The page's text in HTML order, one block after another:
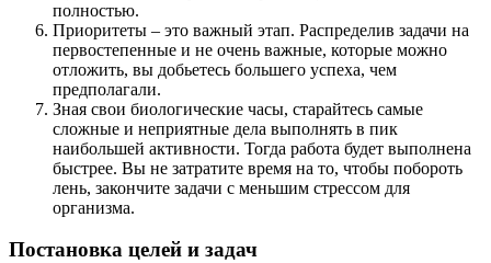
полностью.
Приоритеты – это важный этап. Распределив задачи на
первостепенные и не очень важные, которые можно
отложить, вы добьетесь большего успеха, чем
предполагали.
Зная свои биологические часы, старайтесь самые
сложные и неприятные дела выполнять в пик
наибольшей активности. Тогда работа будет выполнена
быстрее. Вы не затратите время на то, чтобы побороть
лень, закончите задачи с меньшим стрессом для
организма.
Постановка целей и задач